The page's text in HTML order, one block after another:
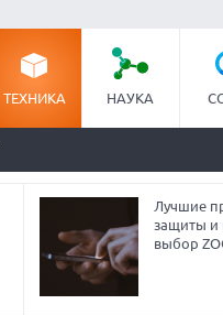
ТЕХНИКА НАУКА
Лучшие
защиты и
выбор